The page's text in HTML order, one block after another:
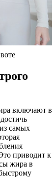
включают в
самых
приводит к
жира в